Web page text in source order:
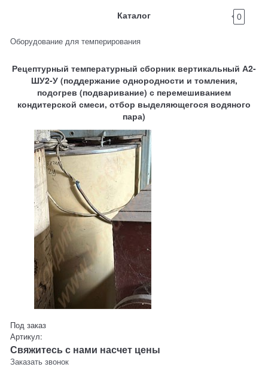
Каталог 0
Оборудование для темперирования
Рецептурный температурный сборник вертикальный А2-
ШУ2-У (поддержание однородности и томления,
подогрев (подваривание) с перемешиванием
кондитерской смеси, отбор выделяющегося водяного
пара)
Под заказ
Артикул:
Свяжитесь с нами насчет цены
Заказать звонок